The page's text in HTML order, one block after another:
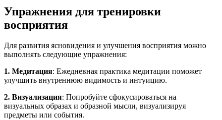
Упражнения для тренировки
восприятия
Для развития ясновидения и улучшения восприятия можно
выполнять следующие упражнения:
1. Медитация: Ежедневная практика медитации поможет
улучшить внутреннюю видимость и интуицию.
2. Визуализация: Попробуйте сфокусироваться на
визуальных образах и образной мысли, визуализируя
предметы или события.